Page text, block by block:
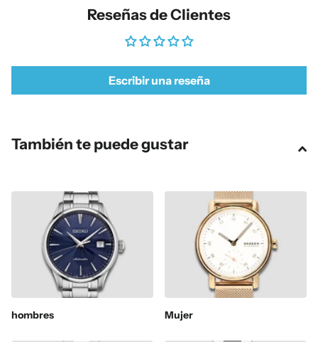
Reseñas de Clientes
Escribir una reseña
También te puede gustar
hombres Mujer